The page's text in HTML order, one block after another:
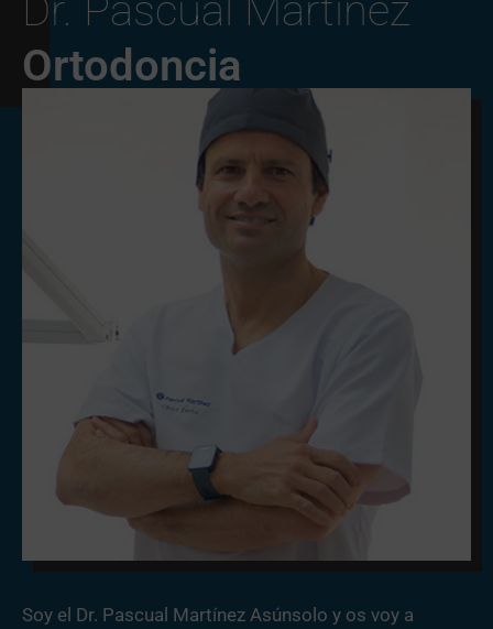
Dr. Pascual Martínez
Ortodoncia
Soy el Dr. Pascual Martínez Asúnsolo y os voy a